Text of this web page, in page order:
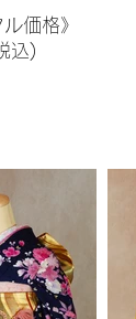
価格》
込)